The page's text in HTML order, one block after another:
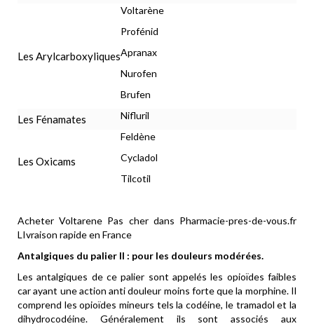
Les Arylcarboxyliques
Voltarène
Profénid
Apranax
Nurofen
Brufen
Les Fénamates Nifluril
Les Oxicams
Feldène
Cycladol
Tilcotil
Acheter Voltarene Pas cher dans Pharmacie-pres-de-vous.fr
LIvraison rapide en France
Antalgiques du palier II : pour les douleurs modérées.
Les antalgiques de ce palier sont appelés les opioïdes faibles
car ayant une action anti douleur moins forte que la morphine. Il
comprend les opioïdes mineurs tels la codéine, le tramadol et la
dihydrocodéine. Généralement ils sont associés aux